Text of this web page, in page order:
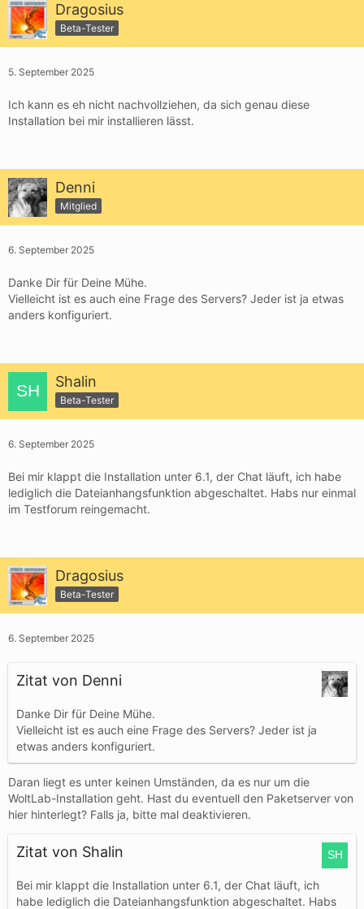
Dragosius
Beta-Tester
5. September 2025
Ich kann es eh nicht nachvollziehen, da sich genau diese
Installation bei mir installieren lässt.
Denni
Mitglied
6. September 2025
Danke Dir für Deine Mühe.
Vielleicht ist es auch eine Frage des Servers? Jeder ist ja etwas
anders konfiguriert.
Shalin
Beta-Tester
6. September 2025
Bei mir klappt die Installation unter 6.1, der Chat läuft, ich habe
lediglich die Dateianhangsfunktion abgeschaltet. Habs nur einmal
im Testforum reingemacht.
Dragosius
Beta-Tester
6. September 2025
Zitat von Denni
Danke Dir für Deine Mühe.
Vielleicht ist es auch eine Frage des Servers? Jeder ist ja
etwas anders konfiguriert.
Daran liegt es unter keinen Umständen, da es nur um die
WoltLab-Installation geht. Hast du eventuell den Paketserver von
hier hinterlegt? Falls ja, bitte mal deaktivieren.
Zitat von Shalin
Bei mir klappt die Installation unter 6.1, der Chat läuft, ich
habe lediglich die Dateianhangsfunktion abgeschaltet. Habs